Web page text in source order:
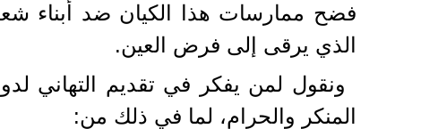
فضح ممارسات هذا الكيان ضد أبناء
الذي يرقى إلى فرض العين.
ونقول لمن يفكر في تقديم التهاني
المنكر والحرام، لما في ذلك من: